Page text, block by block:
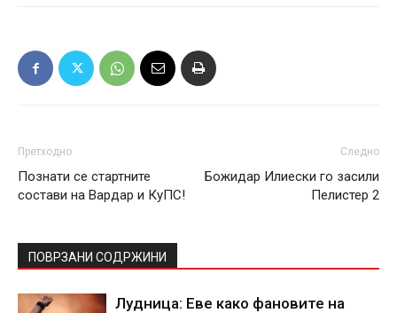
Претходно
Познати се стартните
состави на Вардар и КуПС!
Следно
Божидар Илиески го засили
Пелистер 2
ПОВРЗАНИ СОДРЖИНИ
Лудница: Еве како фановите на